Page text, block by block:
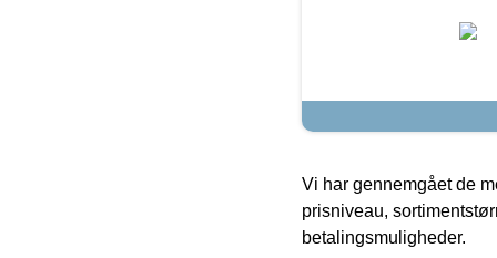
Vi har gennemgået de
prisniveau,
betalingsmuligheder.